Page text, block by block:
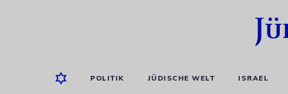
POLITIK JÜDISCHE WELT ISRAEL